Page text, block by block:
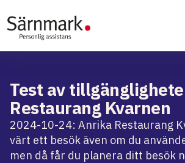
Test av
Restaurang Kvarnen
2024-10-24: Anrika Restaurang
värt ett besök även om du
men då får du planera ditt besök